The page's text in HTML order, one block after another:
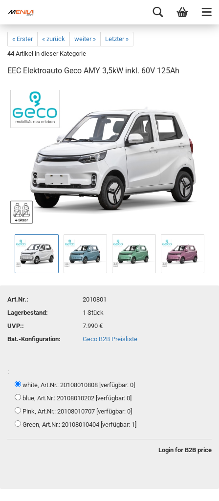
« Erster « zurück weiter »
Letzter »
44 Artikel in dieser Kategorie
EEC Elektroauto Geco AMY 3,5kW inkl. 60V 125Ah
Art.Nr.:
2010801
Lagerbestand:
1Stück
UVP::
7.990 €
Bat.-Konfiguration:
Geco B2B Preisliste
:
white, Art.Nr.: 20108010808 [verfügbar: 0]
blue, Art.Nr.: 20108010202 [verfügbar: 0]
Pink, Art.Nr.: 20108010707 [verfügbar: 0]
Green, Art.Nr.: 20108010404 [verfügbar: 1]
Login for B2B price